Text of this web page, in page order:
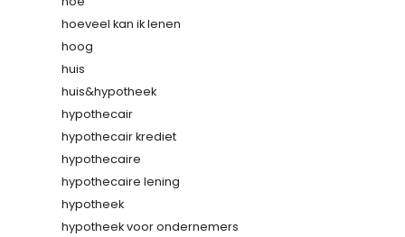
hoeveel kan ik lenen
hoog
huis
huis&hypotheek
hypothecair
hypothecair krediet
hypothecaire
hypothecaire lening
hypotheek
hypotheek voor ondernemers